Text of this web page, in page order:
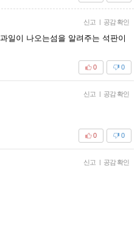
신고 | 공감 확인
일이 나오는섬을 알려주는 석판이
0
0
신고 | 공감 확인
0
0
신고 | 공감 확인